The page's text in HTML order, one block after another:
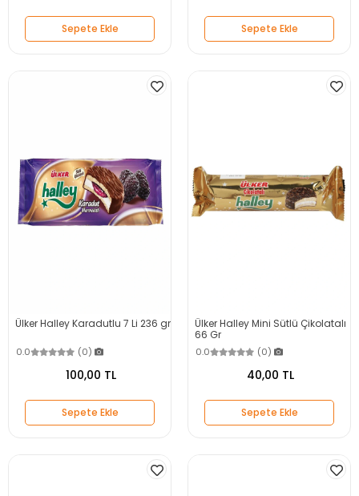
Sepete Ekle Sepete Ekle
Ülker Halley Karadutlu 7 Li 236 gr
0.0 (0)
100,00 TL
Sepete Ekle
Ülker Halley Mini Sütlü Çikolatalı
66 Gr
0.0 (0)
40,00 TL
Sepete Ekle